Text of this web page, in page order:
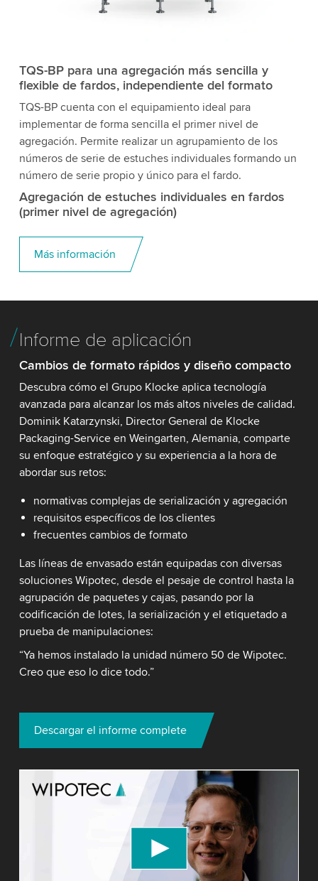
TQS-BP para una agregación más sencilla y
flexible de fardos, independiente del formato
TQS-BP cuenta con el equipamiento ideal para
implementar de forma sencilla el primer nivel de
agregación. Permite realizar un agrupamiento de los
números de serie de estuches individuales formando un
número de serie propio y único para el fardo.
Agregación de estuches individuales en fardos
(primer nivel de agregación)
Más información
Informe de aplicación
Cambios de formato rápidos y diseño compacto
Descubra cómo el Grupo Klocke aplica tecnología
avanzada para alcanzar los más altos niveles de calidad.
Dominik Katarzynski, Director General de Klocke
Packaging-Service en Weingarten, Alemania, comparte
su enfoque estratégico y su experiencia a la hora de
abordar sus retos:
normativas complejas de serialización y agregación
requisitos específicos de los clientes
frecuentes cambios de formato
Las líneas de envasado están equipadas con diversas
soluciones Wipotec, desde el pesaje de control hasta la
agrupación de paquetes y cajas, pasando por la
codificación de lotes, la serialización y el etiquetado a
prueba de manipulaciones:
“Ya hemos instalado la unidad número 50 de Wipotec.
Creo que eso lo dice todo.”
Descargar el informe complete
We need your consent to load the YouTube
We use a third party service to embed video
content that may collect data about your activity.
Please review the details and accept the service